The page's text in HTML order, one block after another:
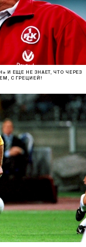
И ЕЩЕ НЕ ЗНАЕТ, ЧТО ЧЕРЕЗ
С ГРЕЦИЕЙ!